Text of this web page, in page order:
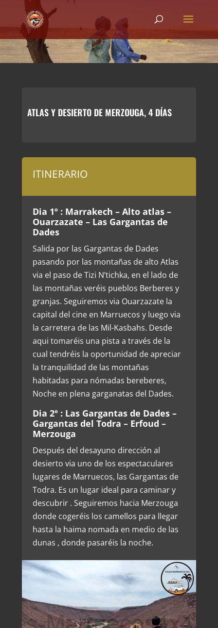
ATLAS Y DESIERTO DE MERZOUGA, 4 DÍAS
ITINERARIO
Dia 1º : Marrakech – Alto atlas –
Ouarzazate – Las Gargantas de
Dades
Salida por las Gargantas de Dades
pasando por las montañas de alto Atlas
via el paso de Tizi N’tichka, en el lado de
las montañas veréis pueblos Berberes y
granjas. Seguiremos via Ouarzazate la
capital del cine en Marruecos y luego via
la carretera de las Mil-Kasbahs. Desde
aqui tomaréis una pista a través de la
cual tendréis la oportunidad de apreciar
la tranquilidad de las montañas
habitadas para nómadas bereberes,
Noche en plena garganatas del Dades.
Dia 2º : Las Gargantas de Dades –
Gargantas del Todra – Erfoud –
Merzouga
Después del desayuno dirección al
desierto via uno de los espectaculares
lugares de Marruecos, las Gargantas de
Todra. Es un lugar ideal para caminar y
descubrir . Seguiremos hacia Merzouga
donde cogeréis los camellos para llegar
hasta la haima nomada en medio de las
dunas , donde pasaréis la noche.